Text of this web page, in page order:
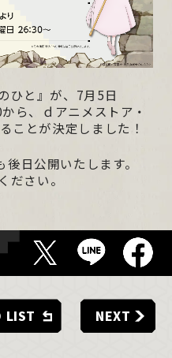
ひと』が、7月5日
ら、ｄアニメストア・
ことが決定しました！
日公開いたします。
ださい。
LIST NEXT